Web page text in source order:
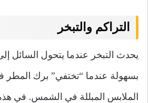
التراكم والتبخر
يحدث التبخر عندما يتحول السائل
بسهولة عندما “تختفي” برك المطر
الملابس المبللة في الشمس. في هذه